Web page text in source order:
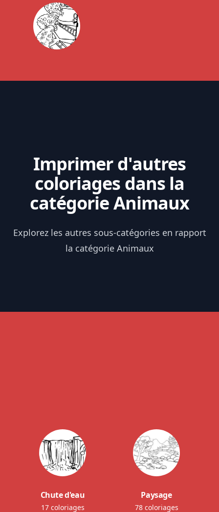
Imprimer d'autres
coloriages dans la
catégorie Animaux
Explorez les autres sous-catégories en rapport
la catégorie Animaux
Chute d'eau
17 coloriages
Paysage
78 coloriages